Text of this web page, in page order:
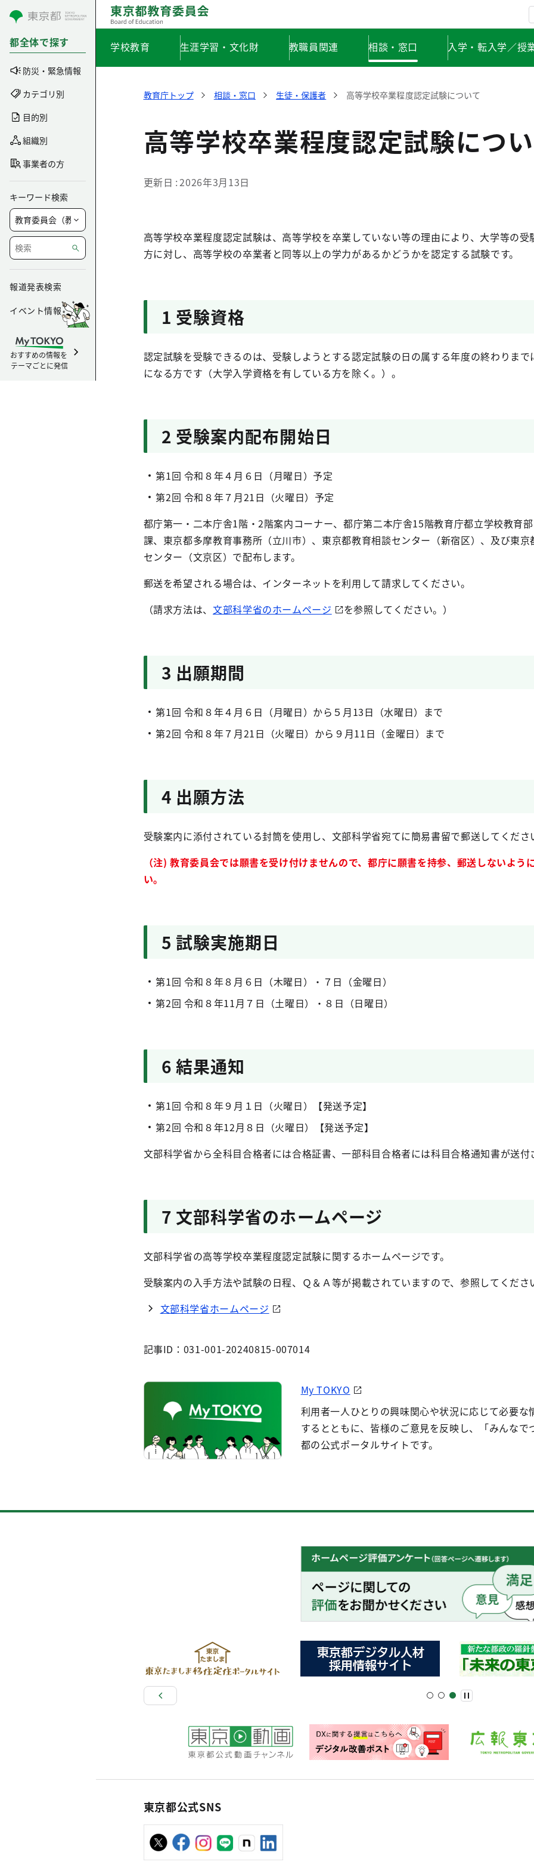
コンテンツにスキップ
都全体で探す
防災・緊急情報
カテゴリ別
目的別
組織別
事業者の方
キーワード検索
報道発表検索
イベント情報
おすすめの情報を
テーマごとに発信
学校教育 生涯学習・文化財 教職員関連 相談・窓口 入学・転入学／授
教育庁トップ 相談・窓口 生徒・保護者 高等学校卒業程度認定試験について
高等学校卒業程度認定試験につ
更新日 2026年3月13日
高等学校卒業程度認定試験は、高等学校を卒業していない等の理由により、大学等の受
方に対し、高等学校の卒業者と同等以上の学力があるかどうかを認定する試験です。
1 受験資格
認定試験を受験できるのは、受験しようとする認定試験の日の属する年度の終わりまで
になる方です（大学入学資格を有している方を除く。）。
2 受験案内配布開始日
第1回 令和８年４月６日（月曜日）予定
第2回 令和８年７月21日（火曜日）予定
都庁第一・二本庁舎1階・2階案内コーナー、都庁第二本庁舎15階教育庁都立学校教育
課、東京都多摩教育事務所（立川市）、東京都教育相談センター（新宿区）、及び東京
センター（文京区）で配布します。
郵送を希望される場合は、インターネットを利用して請求してください。
（請求方法は、 文部科学省のホームページ を参照してください。）
3 出願期間
第1回 令和８年４月６日（月曜日）から５月13日（水曜日）まで
第2回 令和８年７月21日（火曜日）から９月11日（金曜日）まで
4 出願方法
受験案内に添付されている封筒を使用し、文部科学省宛てに簡易書留で郵送してくださ
（注) 教育委員会では願書を受け付けませんので、都庁に願書を持参、郵送しないよう
い。
5 試験実施期日
第1回 令和８年８月６日（木曜日）・７日（金曜日）
第2回 令和８年11月７日（土曜日）・８日（日曜日）
6 結果通知
第1回 令和８年９月１日（火曜日）【発送予定】
第2回 令和８年12月８日（火曜日）【発送予定】
文部科学省から全科目合格者には合格証書、一部科目合格者には科目合格通知書が送付
7 文部科学省のホームページ
文部科学省の高等学校卒業程度認定試験に関するホームページです。
受験案内の入手方法や試験の日程、Ｑ＆Ａ等が掲載されていますので、参照してくださ
文部科学省ホームページ
記事ID：031-001-20240815-007014
My TOKYO
利用者一人ひとりの興味関心や状況に応じて必要な
するとともに、皆様のご意見を反映し、「みんなで
都の公式ポータルサイトです。
東京都公式SNS